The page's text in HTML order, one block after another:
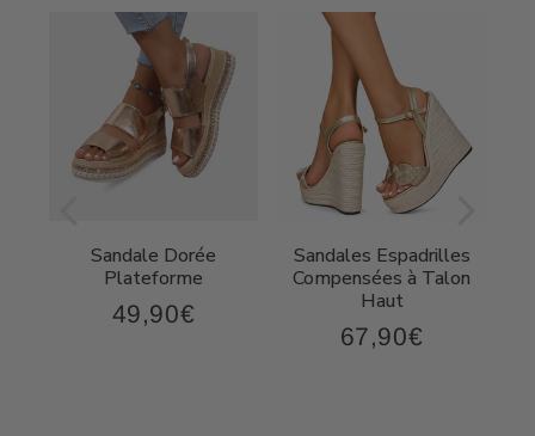
Sandale Dorée
Plateforme
Prix
49,90€
Sandales Espadrilles
Compensées à Talon
Haut
Prix
67,90€